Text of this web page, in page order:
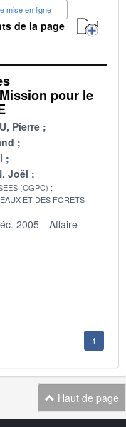
mise en ligne
de la page
pour le
Pierre
Joël
(CGPC)
ET DES FORETS
2005
Affaire
1
Haut de page